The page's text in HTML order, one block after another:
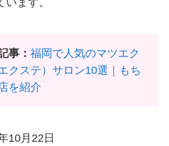
ます。
事：福岡で人気のマツエク
クステ）サロン10選｜もち
を紹介
10月22日